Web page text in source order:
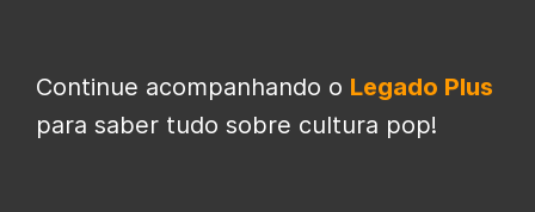
Continue acompanhando o Legado Plus
para saber tudo sobre cultura pop!